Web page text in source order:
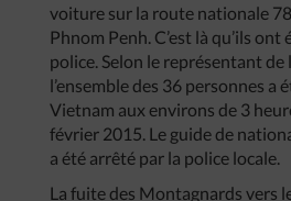
voiture sur la route nationale
Phnom Penh. C’est là qu’ils ont
police. Selon le représentant de
l’ensemble des 36 personnes a
Vietnam aux environs de 3
février 2015. Le guide de
a été arrêté par la police locale.
La fuite des Montagnards vers